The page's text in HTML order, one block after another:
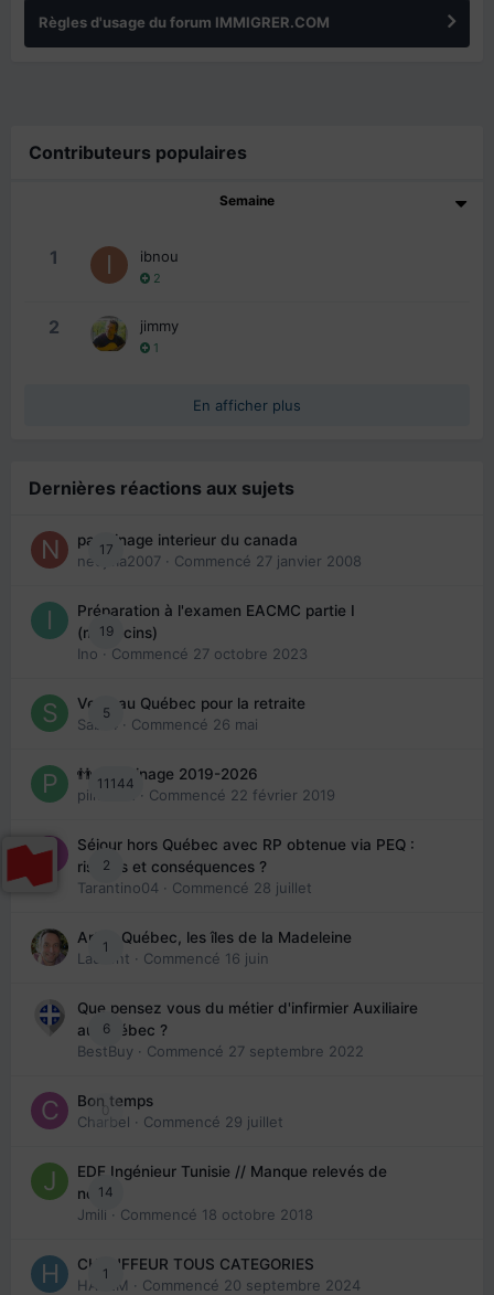
Règles d'usage du forum IMMIGRER.COM
Contributeurs populaires
Semaine
1 ibnou
2
2 jimmy
1
En afficher plus
Dernières réactions aux sujets
17
parrainage interieur du canada
nedjma2007 · Commencé 27 janvier 2008
19
Préparation à l'examen EACMC partie I
(médecins)
Ino · Commencé 27 octobre 2023
5
Venir au Québec pour la retraite
Sab74
· Commencé 26 mai
11144
👬 Parrainage 2019-2026
piinoush
· Commencé 22 février 2019
2
Séjour hors Québec avec RP obtenue via PEQ :
risques et conséquences ?
Tarantino04 · Commencé 28 juillet
1
Arte : Québec, les îles de la Madeleine
Laurent · Commencé 16 juin
6
Que pensez vous du métier d'infirmier Auxiliaire
au Québec ?
BestBuy · Commencé 27 septembre 2022
0
Bon temps
Charbel · Commencé 29 juillet
14
EDE Ingénieur Tunisie // Manque relevés de
note
Jmili · Commencé 18 octobre 2018
1
CHAUFFEUR TOUS CATEGORIES
HAZEM · Commencé 20 septembre 2024